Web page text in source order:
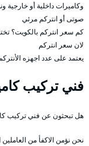
وكاميرات داخلية أو خارجية
صوتى أو انتركم مرئي
كم سعر انتركم بالكويت؟
لان سعر انتركم
يعتمد على عدد اجهزه
فني تركيب
هل تبحثون عن فني تركيب
نحن نؤمن الاكفأ من